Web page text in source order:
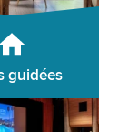
guidées